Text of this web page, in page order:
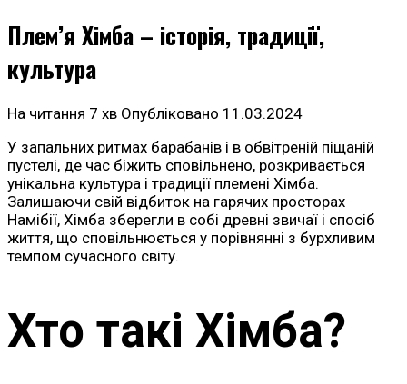
Плем’я Хімба – історія, традиції,
культура
На читання 7 хв Опубліковано 11.03.2024
У запальних ритмах барабанів і в обвітреній піщаній
пустелі, де час біжить сповільнено, розкривається
унікальна культура і традиції племені Хімба.
Залишаючи свій відбиток на гарячих просторах
Намібії, Хімба зберегли в собі древні звичаї і спосіб
життя, що сповільнюється у порівнянні з бурхливим
темпом сучасного світу.
Хто такі Хімба?